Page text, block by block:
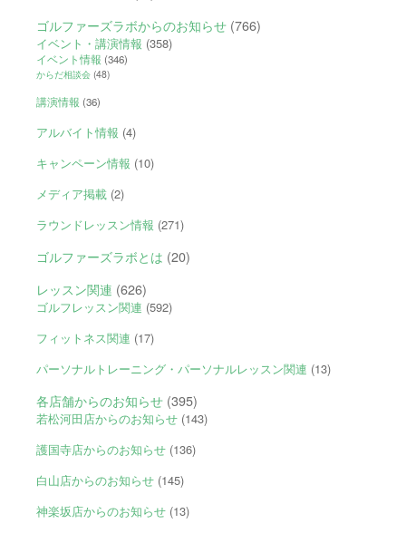
ゴルファーズラボからのお知らせ(766)
イベント・講演情報 (358)
イベント情報 (346)
からだ相談会(48)
講演情報 (36)
アルバイト情報 (4)
キャンペーン情報 (10)
メディア掲載(2)
ラウンドレッスン情報 (271)
ゴルファーズラボとは (20)
レッスン関連 (626)
ゴルフレッスン関連 (592)
フィットネス関連 (17)
パーソナルトレーニング・パーソナルレッスン関連 (13)
各店舗からのお知らせ(395)
若松河田店からのお知らせ(143)
護国寺店からのお知らせ(136)
白山店からのお知らせ(145)
神楽坂店からのお知らせ(13)